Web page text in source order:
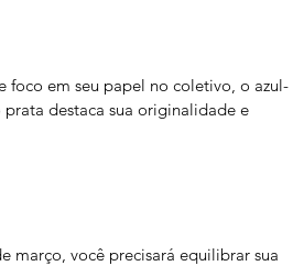
em seu papel no coletivo, o azul-
destaca sua originalidade e
março, você precisará equilibrar sua